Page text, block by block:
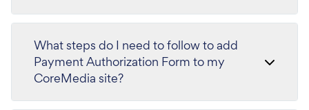
What steps do I need to follow to add
Payment Authorization Form to my
CoreMedia site?